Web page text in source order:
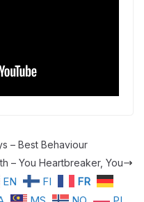
– Best Behaviour
– You Heartbreaker, You
EN FI
FR